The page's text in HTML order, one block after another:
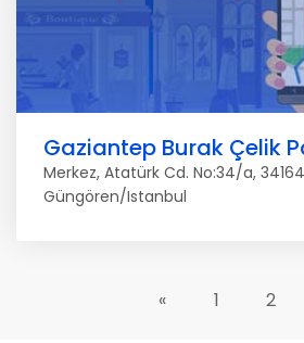
Gaziantep Burak Çelik
Merkez, Atatürk Cd. No:34/a, 34164
Güngören/Istanbul
« 1 2